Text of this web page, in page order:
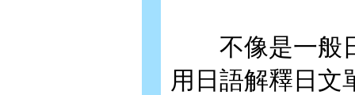
不像是一般日
用日語解釋日文